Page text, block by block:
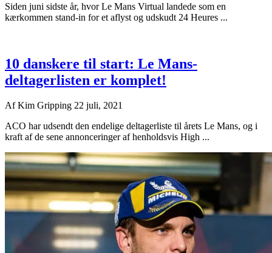
Siden juni sidste år, hvor Le Mans Virtual landede som en
kærkommen stand-in for et aflyst og udskudt 24 Heures ...
10 danskere til start: Le Mans-
deltagerlisten er komplet!
AfKim Gripping 22 juli, 2021
ACO har udsendt den endelige deltagerliste til årets Le Mans, og i
kraft af de sene annonceringer af henholdsvis High ...